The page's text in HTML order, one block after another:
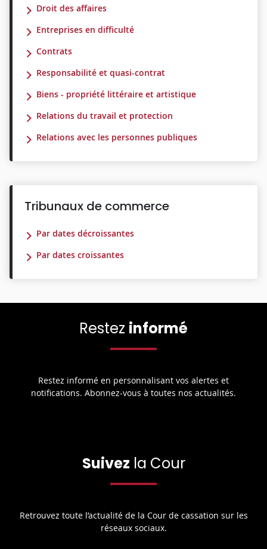
Droit des affaires
Entreprises en difficulté
Contrats
Responsabilité et quasi-contrat
Biens - propriété littéraire et artistique
Relations du travail et protection
Relations avec les personnes publiques
Tribunaux de commerce
Par dates décroissantes
Par dates croissantes
Restez informé
Restez informé en personnalisant vos alertes et
notifications. Abonnez-vous à toutes nos actualités.
Suivez la Cour
Retrouvez toute l’actualité de la Cour de cassation sur les
réseaux sociaux.